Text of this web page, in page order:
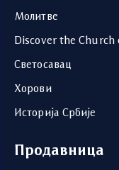
Молитве
Discover the Church
Светосавац
Хорови
Историја Србије
Продавница